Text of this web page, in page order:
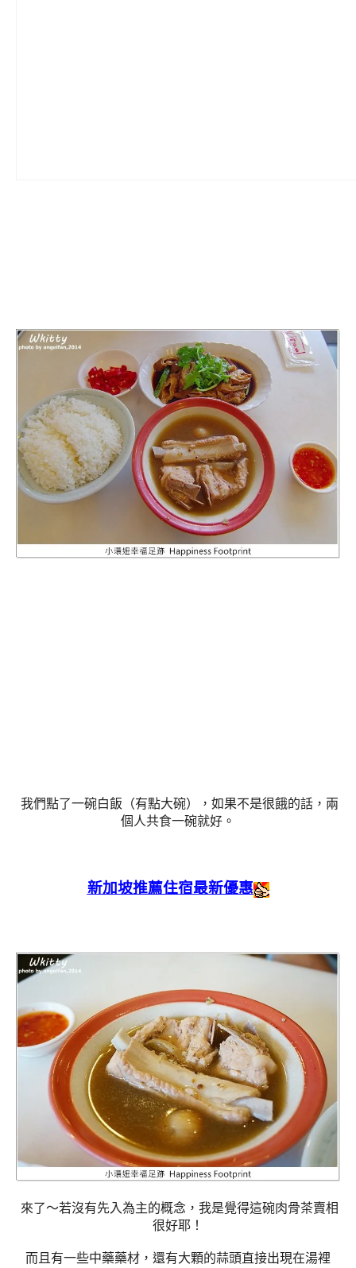
我們點了一碗白飯（有點大碗），如果不是很餓的話，兩
個人共食一碗就好。
新加坡推薦住宿最新優惠
來了～若沒有先入為主的概念，我是覺得這碗肉骨茶賣相
很好耶！
而且有一些中藥藥材，還有大顆的蒜頭直接出現在湯裡